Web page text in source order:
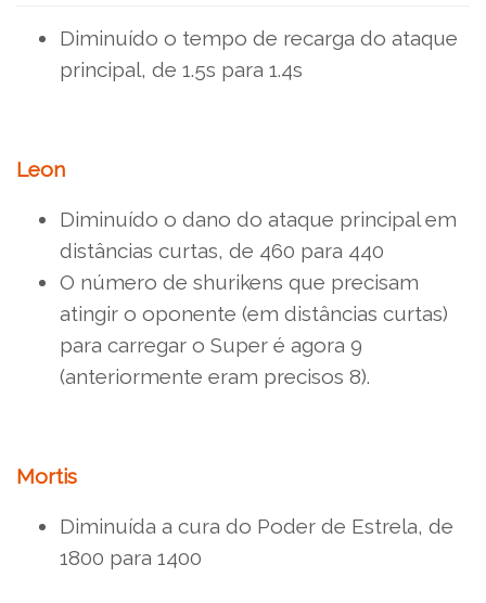
Diminuído o tempo de recarga do ataque
principal, de 1.5s para 1.4s
Leon
Diminuído o dano do ataque principal em
distâncias curtas, de 460 para 440
O número de shurikens que precisam
atingir o oponente (em distâncias curtas)
para carregar o Super é agora 9
(anteriormente eram precisos 8).
Mortis
Diminuída a cura do Poder de Estrela, de
1800 para 1400